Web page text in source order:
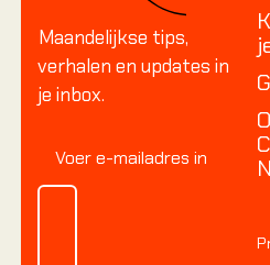
Maandelijkse tips,
verhalen en updates in
je inbox.